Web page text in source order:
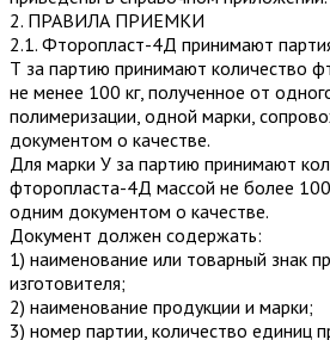
2. ПРАВИЛА ПРИЕМКИ
2.1. Фторопласт-4Д принимают
Т за партию принимают количество
не менее 100 кг, полученное от
полимеризации, одной марки,
документом о качестве.
Для марки У за партию принимают
фторопласта-4Д массой не более
одним документом о качестве.
Документ должен содержать:
1) наименование или товарный знак
изготовителя;
2) наименование продукции и марки;
3) номер партии, количество единиц